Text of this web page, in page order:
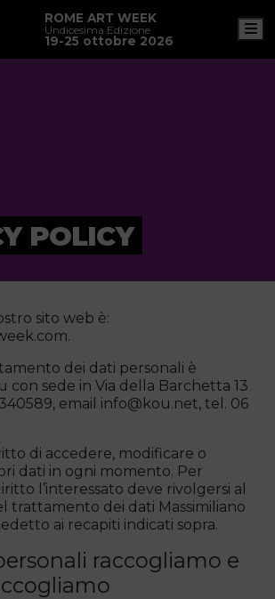
ROME ART WEEK
Undicesima Edizione
19-25 ottobre 2026
POLICY
sito web è:
dei dati personali è
con sede in Via della Barchetta 13
email info@kou.net, tel. 06
di accedere, modificare o
dati in ogni momento. Per
l’interessato deve rivolgersi al
trattamento dei dati Massimiliano
ai recapiti indicati sopra.
raccogliamo e